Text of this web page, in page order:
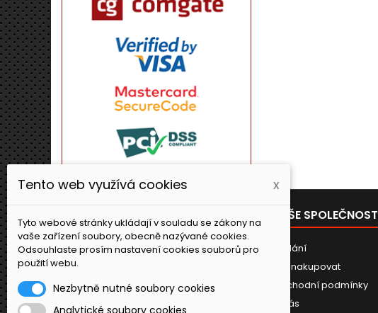
PRODUKTY
Novinky
NAŠE SPOLEČNOST
Dodání
Jak nakupovat
Obchodní podmínky
O nás
Tento web využívá cookies x
Tyto webové stránky ukládají v souladu se zákony na
vaše zařízení soubory, obecně nazývané cookies.
Odsouhlaste prosím nastavení cookies souborů pro
použití webu.
Nezbytně nutné soubory cookies
Analytické soubory cookies